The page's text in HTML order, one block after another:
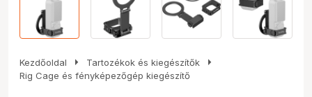
Kezdőoldal arrow_right Tartozékok és kiegészítők arrow_right
Rig Cage és fényképezőgép kiegészítő